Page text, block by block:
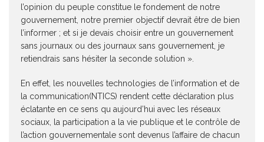
l’opinion du peuple constitue le fondement de notre
gouvernement, notre premier objectif devrait être de bien
l’informer ; et si je devais choisir entre un gouvernement
sans journaux ou des journaux sans gouvernement, je
retiendrais sans hésiter la seconde solution ».
En effet, les nouvelles technologies de l’information et de
la communication(NTICS) rendent cette déclaration plus
éclatante en ce sens qu aujourd’hui avec les réseaux
sociaux, la participation a la vie publique et le contrôle de
l’action gouvernementale sont devenus l’affaire de chacun